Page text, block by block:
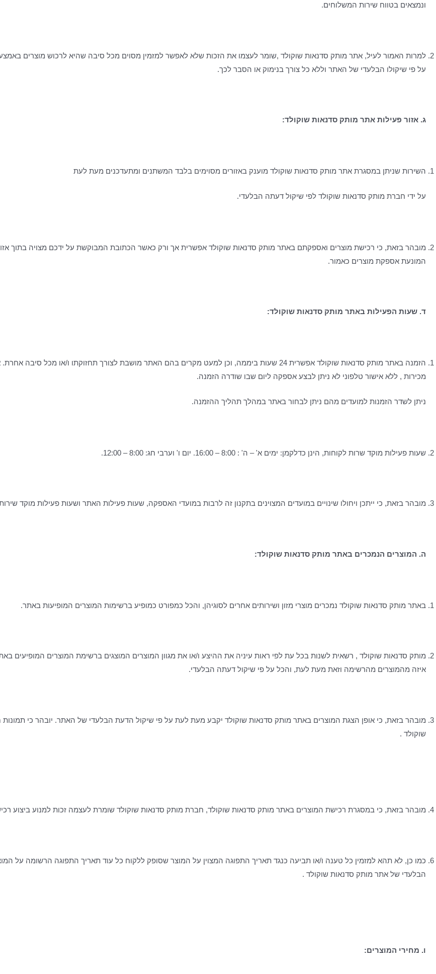
ונמצאים בטווח שירות המשלוחים.
למרות האמור לעיל, אתר מותק סדנאות שוקולד ,שומר לעצמו את הזכות שלא לאפשר למזמין מסוים מכל סיבה שהיא לרכוש מוצרים
על פי שיקולו הבלעדי של האתר וללא כל צורך בנימוק או הסבר לכך.
ג. אזור פעילות אתר מותק סדנאות שוקולד:
השירות שניתן במסגרת אתר מותק סדנאות שוקולד מוענק באזורים מסוימים בלבד המשתנים ומתעדכנים מעת לעת
על ידי חברת מותק סדנאות שוקולד לפי שיקול דעתה הבלעדי.
מובהר בזאת, כי רכישת מוצרים ואספקתם באתר מותק סדנאות שוקולד אפשרית אך ורק כאשר הכתובת המבוקשת על ידכם מצויה בתוך
המונעת אספקת מוצרים כאמור.
ד. שעות הפעילות באתר מותק סדנאות שוקולד:
הזמנה באתר מותק סדנאות שוקולד אפשרית 24 שעות ביממה, וכן למעט מקרים בהם האתר מושבת לצורך
מכירות , ללא אישור טלפוני לא ניתן לבצע אספקה ליום שבו שודרה הזמנה.
ניתן לשדר הזמנות למועדים מהם ניתן לבחור באתר במהלך תהליך ההזמנה.
שעות פעילות מוקד שרות לקוחות, הינן כדלקמן: ימים א' – ה' : 8:00 – 16:00. יום ו' וערבי חג: 8:00 – 12:00.
מובהר בזאת, כי ייתכן ויחולו שינויים במועדים המצוינים בתקנון זה לרבות במועדי האספקה, שעות פעילות האתר ושעות פעילות מוקד
ה. המוצרים הנמכרים באתר מותק סדנאות שוקולד:
באתר מותק סדנאות שוקולד נמכרים מוצרי מזון ושירותים אחרים לסוגיהן, והכל כמפורט כמופיע ברשימות המוצרים המופיעות באתר.
מותק סדנאות שוקולד , רשאית לשנות בכל עת לפי ראות עיניה את ההיצע ו/או את מגוון המוצרים המוצגים ברשימת המוצרים המופיעים
איזה מהמוצרים מהרשימה וזאת מעת לעת, והכל על פי שיקול דעתה הבלעדי.
מובהר בזאת, כי אופן הצגת המוצרים באתר מותק סדנאות שוקולד יקבע מעת לעת על פי שיקול הדעת הבלעדי של האתר. יובהר כי תמונות
שוקולד .
מובהר בזאת, כי במסגרת רכישת המוצרים באתר מותק סדנאות שוקולד, חברת מותק סדנאות שוקולד שומרת לעצמה זכות למנוע ביצוע
כמו כן, לא תהא למזמין כל טענה ו/או תביעה כנגד תאריך התפוגה המצוין על המוצר שסופק ללקוח כל עוד תאריך התפוגה הרשומה על
הבלעדי של אתר מותק סדנאות שוקולד .
ו. מחירי המוצרים: